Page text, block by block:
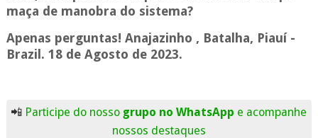
maça de manobra do sistema?
Apenas perguntas! Anajazinho , Batalha, Piauí -
Brazil. 18 de Agosto de 2023.
📲 Participe do nosso grupo no WhatsApp e acompanhe
nossos destaques